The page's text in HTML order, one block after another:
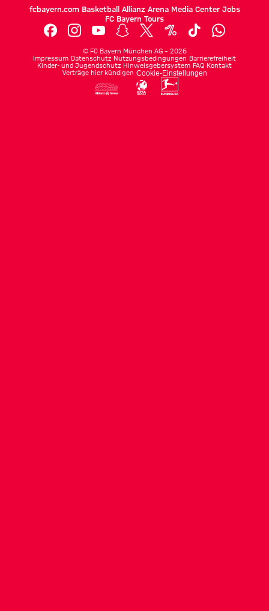
fcbayern.com Basketball Allianz Arena Media Center Jobs
FC Bayern Tours
© FC Bayern München AG – 2026
Impressum Datenschutz Nutzungsbedingungen Barrierefreiheit
Kinder- und Jugendschutz Hinweisgebersystem FAQ Kontakt
Verträge hier kündigen Cookie-Einstellungen